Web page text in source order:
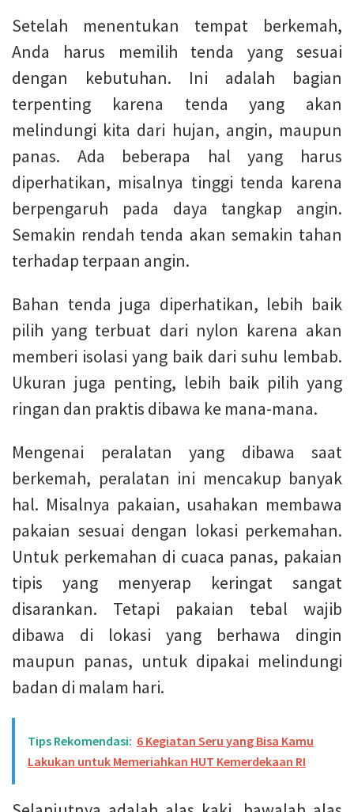
Setelah menentukan tempat berkemah,
Anda harus memilih tenda yang sesuai
dengan kebutuhan. Ini adalah bagian
terpenting karena tenda yang akan
melindungi kita dari hujan, angin, maupun
panas. Ada beberapa hal yang harus
diperhatikan, misalnya tinggi tenda karena
berpengaruh pada daya tangkap angin.
Semakin rendah tenda akan semakin tahan
terhadap terpaan angin.
Bahan tenda juga diperhatikan, lebih baik
pilih yang terbuat dari nylon karena akan
memberi isolasi yang baik dari suhu lembab.
Ukuran juga penting, lebih baik pilih yang
ringan dan praktis dibawa ke mana-mana.
Mengenai peralatan yang dibawa saat
berkemah, peralatan ini mencakup banyak
hal. Misalnya pakaian, usahakan membawa
pakaian sesuai dengan lokasi perkemahan.
Untuk perkemahan di cuaca panas, pakaian
tipis yang menyerap keringat sangat
disarankan. Tetapi pakaian tebal wajib
dibawa di lokasi yang berhawa dingin
maupun panas, untuk dipakai melindungi
badan di malam hari.
Tips Rekomendasi: 6 Kegiatan Seru yang Bisa Kamu
Lakukan untuk Memeriahkan HUT Kemerdekaan RI